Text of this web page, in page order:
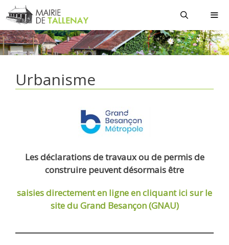
Aller
au
contenu
Urbanisme
Les déclarations de travaux ou de permis de
construire peuvent désormais être
saisies directement en ligneen cliquant ici sur le
site du Grand Besançon (GNAU)